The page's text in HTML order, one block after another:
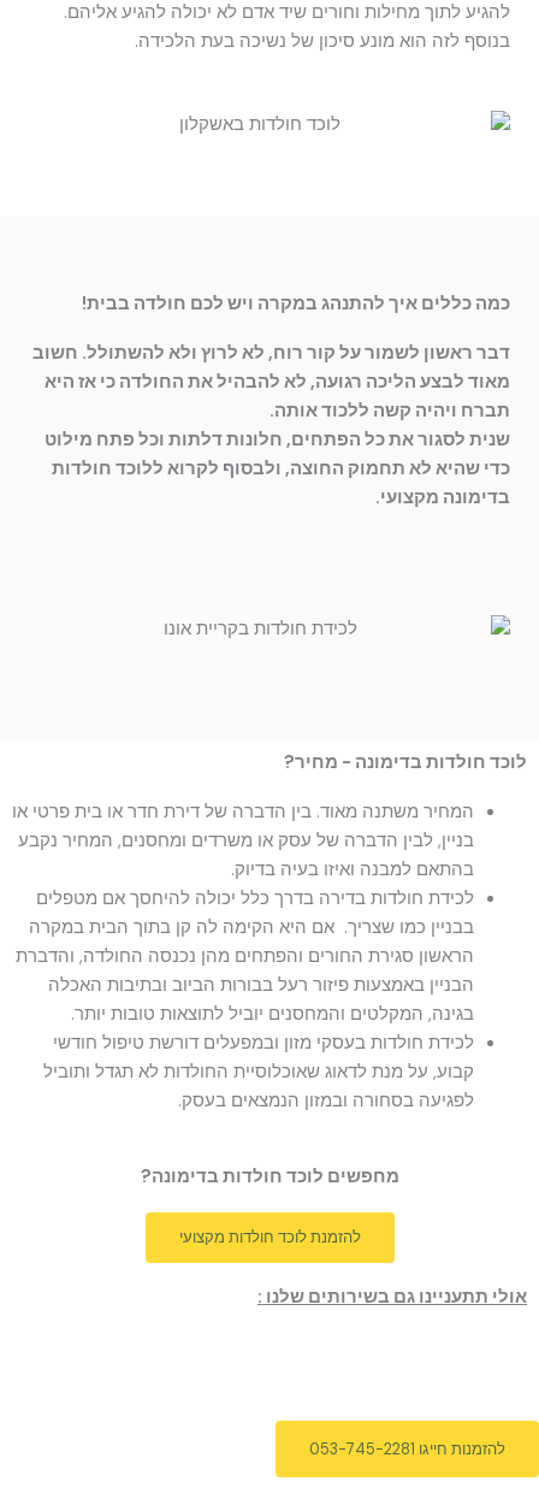
להגיע לתוך מחילות וחורים שיד אדם לא יכולה להגיע אליהם.
בנוסף לזה הוא מונע סיכון של נשיכה בעת הלכידה.
כמה כללים איך להתנהג במקרה ויש לכם חולדה בבית!
דבר ראשון לשמור על קור רוח, לא לרוץ ולא להשתולל. חשוב
מאוד לבצע הליכה רגועה, לא להבהיל את החולדה כי אז היא
תברח ויהיה קשה ללכוד אותה.
שנית לסגור את כל הפתחים, חלונות דלתות וכל פתח מילוט
כדי שהיא לא תחמוק החוצה, ולבסוף לקרוא ללוכד חולדות
בדימונה מקצועי.
לוכד חולדות בדימונה - מחיר?
המחיר משתנה מאוד. בין הדברה של דירת חדר או בית פרטי או
בניין, לבין הדברה של עסק או משרדים ומחסנים, המחיר נקבע
בהתאם למבנה ואיזו בעיה בדיוק.
לכידת חולדות בדירה בדרך כלל יכולה להיחסך אם מטפלים
בבניין כמו שצריך. אם היא הקימה לה קן בתוך הבית במקרה
הראשון סגירת החורים והפתחים מהן נכנסה החולדה, והדברת
הבניין באמצעות פיזור רעל בבורות הביוב ובתיבות האכלה
בגינה, המקלטים והמחסנים יוביל לתוצאות טובות יותר.
לכידת חולדות בעסקי מזון ובמפעלים דורשת טיפול חודשי
קבוע, על מנת לדאוג שאוכלוסיית החולדות לא תגדל ותוביל
לפגיעה בסחורה ובמזון הנמצאים בעסק.
מחפשים לוכד חולדות בדימונה?
להזמנת לוכד חולדות מקצועי
אולי תתעניינו גם בשירותים שלנו :
להזמנות חייגו 053-745-2281